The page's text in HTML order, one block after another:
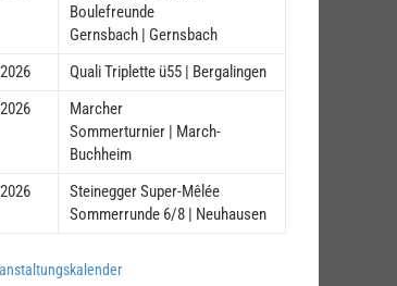
Boulefreunde
Gernsbach | Gernsbach
Quali Triplette ü55 | Bergalingen
Marcher
Sommerturnier | March-
Buchheim
Steinegger Super-Mêlée
Sommerrunde 6/8 | Neuhausen